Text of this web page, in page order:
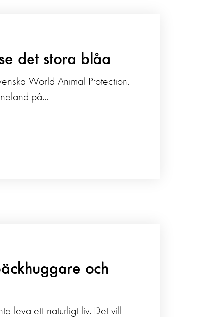
det stora blåa
World Animal Protection.
på...
och
leva ett naturligt liv. Det vill